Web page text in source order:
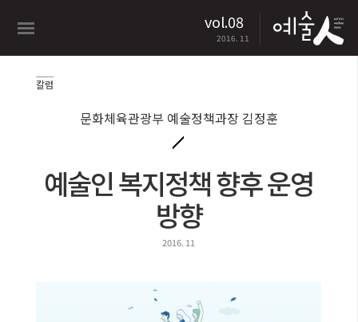
vol.08
2016. 11
칼럼
문화체육관광부 예술정책과장 김정훈
예술인 복지정책 향후 운영
방향
2016. 11